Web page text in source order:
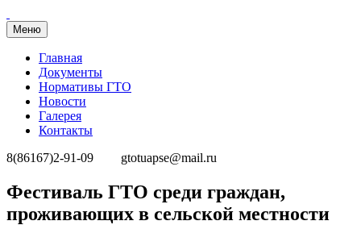
Меню
Главная
Документы
Нормативы ГТО
Новости
Галерея
Контакты
8(86167)2-91-09
gtotuapse@mail.ru
Перейти
к
содержимому
Фестиваль ГТО среди граждан,
проживающих в сельской местности